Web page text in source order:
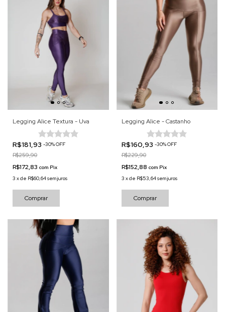
Legging Alice Textura - Uva
R$181,93 -30%OFF
R$259,90
R$172,83 com Pix
3 xde R$60,64sem juros
Comprar
Legging Alice - Castanho
R$160,93 -30%OFF
R$229,90
R$152,88 com Pix
3 xde R$53,64sem juros
Comprar